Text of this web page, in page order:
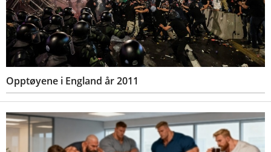
Opptøyene i England år 2011